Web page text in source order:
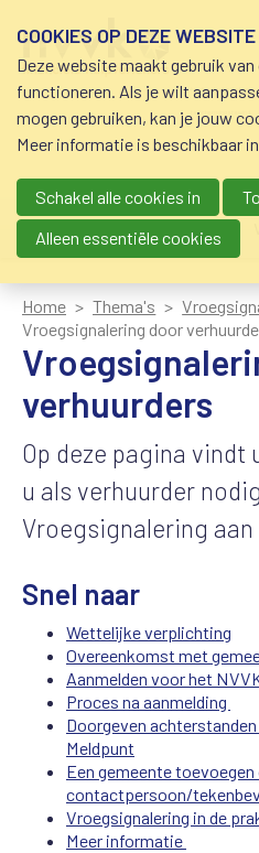
schuldhulp • sociaal
krediet • budgetbeheer •
beschermingsbewind
Main navigation
nieuws agenda
Home Thema's
Vroegsignalering door
verhuurders
Op deze pagina
u als verhuurder
Vroegsignalering aan
Snel naar
Wettelijke verplichting
Overeenkomst met
Aanmelden voor het
Proces na aanmelding
Doorgeven
Meldpunt
Een gemeente toevoegen
contactpersoon/
Vroegsignalering in de
Meer informatie
COOKIES OP DEZE WEBSITE
Deze website maakt gebruik
functioneren. Als je wilt
mogen gebruiken, kan je jouw
Meer informatie is beschikbaar
Schakel alle cookies in
Alleen essentiële cookies